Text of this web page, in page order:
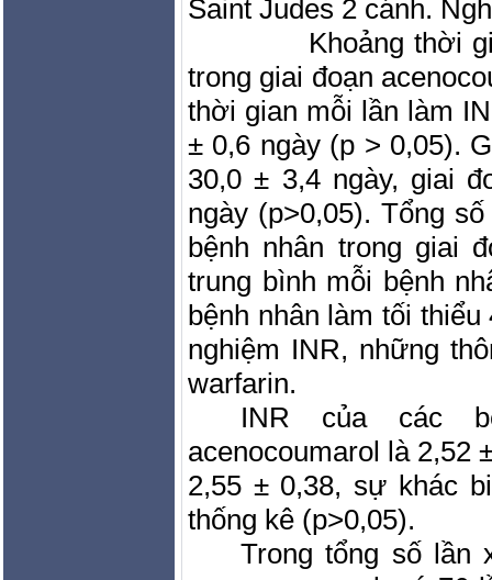
Saint Judes 2 cánh.
Khoảng thời
trong giai đoạn
thời gian mỗi lần làm
± 0,6 ngày (p > 0,05).
30,0 ± 3,4 ngày, giai
ngày (p>0,05). Tổng
bệnh nhân trong giai
trung bình mỗi bệnh
bệnh nhân làm tối
nghiệm INR, những
warfarin.
INR của các
acenocoumarol là 2,52
2,55 ± 0,38, sự khác
thống kê (p>0,05).
Trong tổng số lần